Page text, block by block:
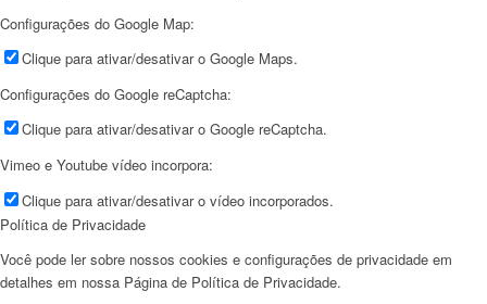
Configurações do Google Map:
Clique para ativar/desativar o Google Maps.
Configurações do Google reCaptcha:
Clique para ativar/desativar o Google reCaptcha.
Vimeo e Youtube vídeo incorpora:
Clique para ativar/desativar o vídeo incorporados.
Política de Privacidade
Você pode ler sobre nossos cookies e configurações de privacidade em
detalhes em nossa Página de Política de Privacidade.